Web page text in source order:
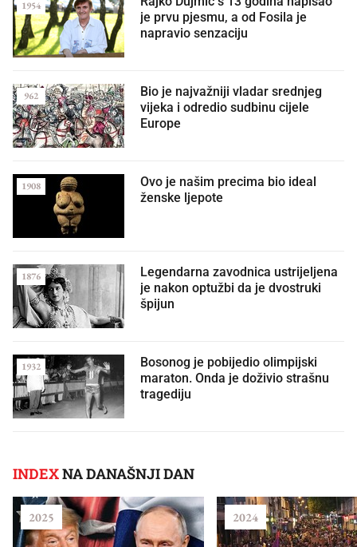
je prvu pjesmu, a od Fosila je
napravio senzaciju
1954
Bio je najvažniji vladar srednjeg
vijeka i odredio sudbinu cijele
Europe
962
Ovo je našim precima bio ideal
ženske ljepote
1908
Legendarna zavodnica ustrijeljena
je nakon optužbi da je dvostruki
špijun
1876
Bosonog je pobijedio olimpijski
maraton. Onda je doživio strašnu
tragediju
1932
INDEXNA DANAŠNJI DAN
2025 2024